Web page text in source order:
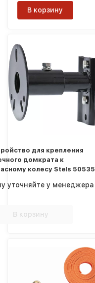
В корзину
для крепления
домкрата к
колесу Stels 50535
уточняйте у менеджера
В корзину